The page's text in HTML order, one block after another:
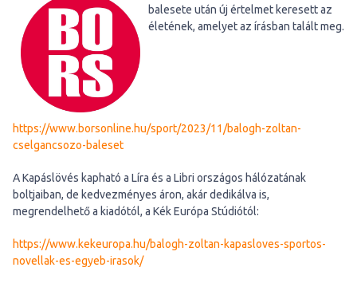
balesete után új értelmet keresett az
életének, amelyet az írásban talált meg.
https://www.borsonline.hu/sport/2023/11/balogh-zoltan-
cselgancsozo-baleset
A Kapáslövés kapható a Líra és a Libri országos hálózatának
boltjaiban, de kedvezményes áron, akár dedikálva is,
megrendelhető a kiadótól, a Kék Európa Stúdiótól:
https://www.kekeuropa.hu/balogh-zoltan-kapasloves-sportos-
novellak-es-egyeb-irasok/